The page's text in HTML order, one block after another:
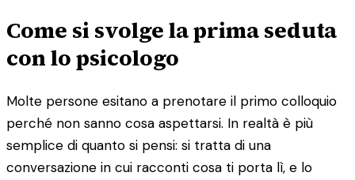
Come si svolge la prima seduta
con lo psicologo
Molte persone esitano a prenotare il primo colloquio
perché non sanno cosa aspettarsi. In realtà è più
semplice di quanto si pensi: si tratta di una
conversazione in cui racconti cosa ti porta lì, e lo